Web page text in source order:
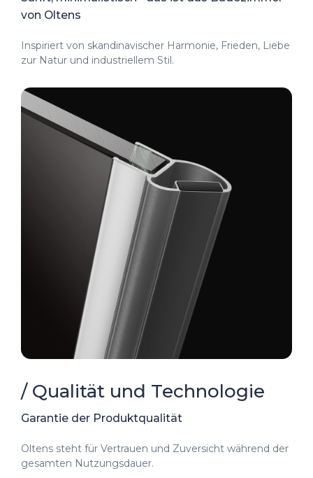
von Oltens
Inspiriert von skandinavischer Harmonie, Frieden, Liebe
zur Natur und industriellem Stil.
/ Qualität und Technologie
Garantie der Produktqualität
Oltens steht für Vertrauen und Zuversicht während der
gesamten Nutzungsdauer.